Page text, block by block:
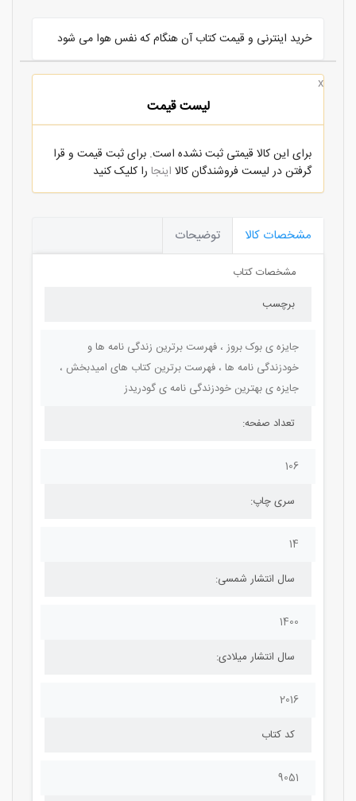
خرید اینترنی و قیمت کتاب آن هنگام که نفس هوا می شود
x
لیست قیمت
برای این کالا قیمتی ثبت نشده است. برای ثبت قیمت و قرا
گرفتن در لیست فروشندگان کالا اینجا را کلیک کنید
مشخصات کالا توضیحات
مشخصات کتاب
برچسب
جایزه ی بوک بروز ، فهرست برترین زندگی نامه ها و
خودزندگی نامه ها ، فهرست برترین کتاب های امیدبخش ،
جایزه ی بهترین خودزندگی نامه ی گودریدز
تعداد صفحه:
106
سری چاپ:
14
سال انتشار شمسی:
1400
سال انتشار میلادی:
2016
کد کتاب
9051